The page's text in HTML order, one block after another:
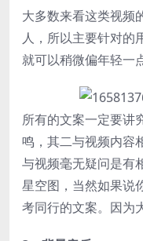
大多数来看这类视频
人，所以主要针对的
就可以稍微偏年轻一点
所有的文案一定要讲
鸣，其二与视频内容
与视频毫无疑问是有
星空图，当然如果说
考同行的文案。因为